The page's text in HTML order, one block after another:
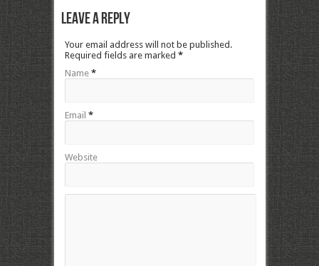
Leave a Reply
Your email address will not be published.
Required fields are marked *
Name *
Email *
Website